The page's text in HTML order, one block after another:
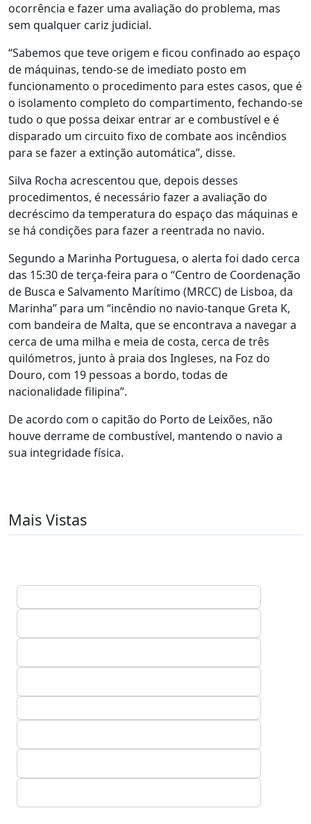
ocorrência e fazer uma avaliação do problema, mas
sem qualquer cariz judicial.
“Sabemos que teve origem e ficou confinado ao espaço
de máquinas, tendo-se de imediato posto em
funcionamento o procedimento para estes casos, que é
o isolamento completo do compartimento, fechando-se
tudo o que possa deixar entrar ar e combustível e é
disparado um circuito fixo de combate aos incêndios
para se fazer a extinção automática”, disse.
Silva Rocha acrescentou que, depois desses
procedimentos, é necessário fazer a avaliação do
decréscimo da temperatura do espaço das máquinas e
se há condições para fazer a reentrada no navio.
Segundo a Marinha Portuguesa, o alerta foi dado cerca
das 15:30 de terça-feira para o “Centro de Coordenação
de Busca e Salvamento Marítimo (MRCC) de Lisboa, da
Marinha” para um “incêndio no navio-tanque Greta K,
com bandeira de Malta, que se encontrava a navegar a
cerca de uma milha e meia de costa, cerca de três
quilómetros, junto à praia dos Ingleses, na Foz do
Douro, com 19 pessoas a bordo, todas de
nacionalidade filipina”.
De acordo com o capitão do Porto de Leixões, não
houve derrame de combustível, mantendo o navio a
sua integridade física.
Mais Vistas